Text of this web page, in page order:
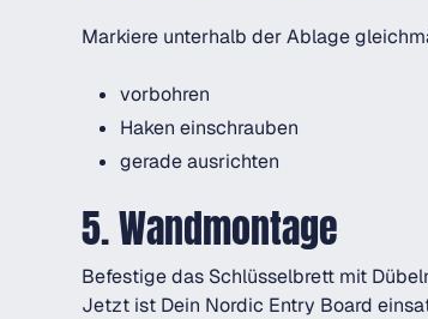
Markiere unterhalb der Ablage
vorbohren
Haken einschrauben
gerade ausrichten
5. Wandmontage
Befestige das Schlüsselbrett mit
Jetzt ist Dein Nordic Entry Board